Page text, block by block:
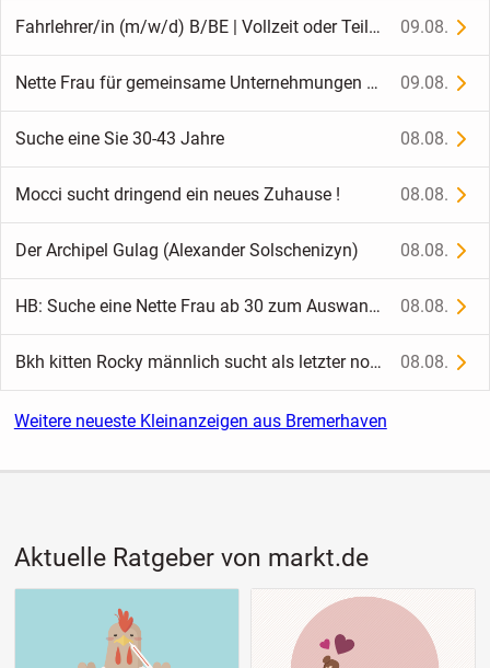
Fahrlehrer/in (m/w/d) B/BE | Vollzeit oder Teilzeit | Bremerhaven 09.08.
Nette Frau für gemeinsame Unternehmungen gesucht 😊 09.08.
Suche eine Sie 30-43 Jahre 08.08.
Mocci sucht dringend ein neues Zuhause ! 08.08.
Der Archipel Gulag (Alexander Solschenizyn) 08.08.
HB: Suche eine Nette Frau ab 30 zum Auswandern nach und im Ausland ein neues Leben anfang 08.08.
Bkh kitten Rocky männlich sucht als letzter noch seine Familie 08.08.
Weitere neueste Kleinanzeigen aus Bremerhaven
Aktuelle Ratgeber von markt.de